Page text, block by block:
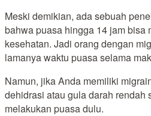
Meski demikian, ada sebuah
bahwa puasa hingga 14 jam bisa
kesehatan. Jadi orang dengan
lamanya waktu puasa selama
Namun, jika Anda memiliki
dehidrasi atau gula darah rendah
melakukan puasa dulu.